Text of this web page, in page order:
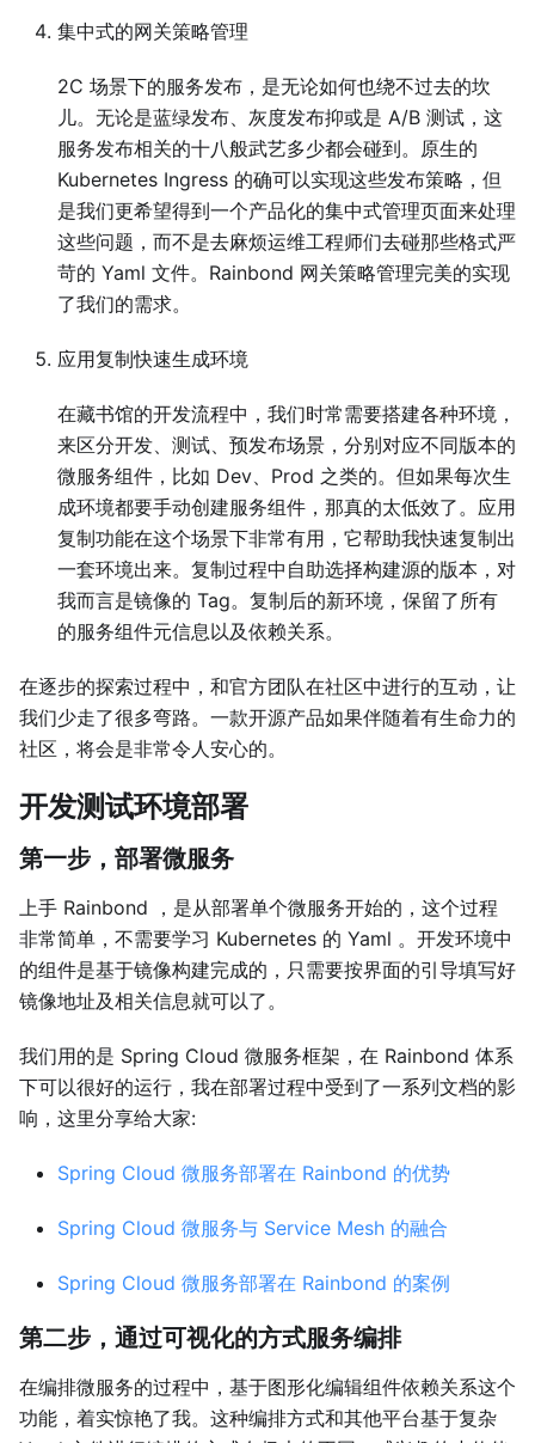
集中式的网关策略管理
2C 场景下的服务发布，是无论如何也绕不过去的坎
儿。无论是蓝绿发布、灰度发布抑或是 A/B 测试，这
服务发布相关的十八般武艺多少都会碰到。原生的
Kubernetes Ingress 的确可以实现这些发布策略，但
是我们更希望得到一个产品化的集中式管理页面来处理
这些问题，而不是去麻烦运维工程师们去碰那些格式严
苛的 Yaml 文件。Rainbond 网关策略管理完美的实现
了我们的需求。
应用复制快速生成环境
在藏书馆的开发流程中，我们时常需要搭建各种环境，
来区分开发、测试、预发布场景，分别对应不同版本的
微服务组件，比如 Dev、Prod 之类的。但如果每次生
成环境都要手动创建服务组件，那真的太低效了。应用
复制功能在这个场景下非常有用，它帮助我快速复制出
一套环境出来。复制过程中自助选择构建源的版本，对
我而言是镜像的 Tag。复制后的新环境，保留了所有
的服务组件元信息以及依赖关系。
在逐步的探索过程中，和官方团队在社区中进行的互动，让
我们少走了很多弯路。一款开源产品如果伴随着有生命力的
社区，将会是非常令人安心的。
开发测试环境部署
第一步，部署微服务
上手 Rainbond ，是从部署单个微服务开始的，这个过程
非常简单，不需要学习 Kubernetes 的 Yaml 。开发环境中
的组件是基于镜像构建完成的，只需要按界面的引导填写好
镜像地址及相关信息就可以了。
我们用的是 Spring Cloud 微服务框架，在 Rainbond 体系
下可以很好的运行，我在部署过程中受到了一系列文档的影
响，这里分享给大家:
Spring Cloud 微服务部署在 Rainbond 的优势
Spring Cloud 微服务与 Service Mesh 的融合
Spring Cloud 微服务部署在 Rainbond 的案例
第二步，通过可视化的方式服务编排
在编排微服务的过程中，基于图形化编辑组件依赖关系这个
功能，着实惊艳了我。这种编排方式和其他平台基于复杂